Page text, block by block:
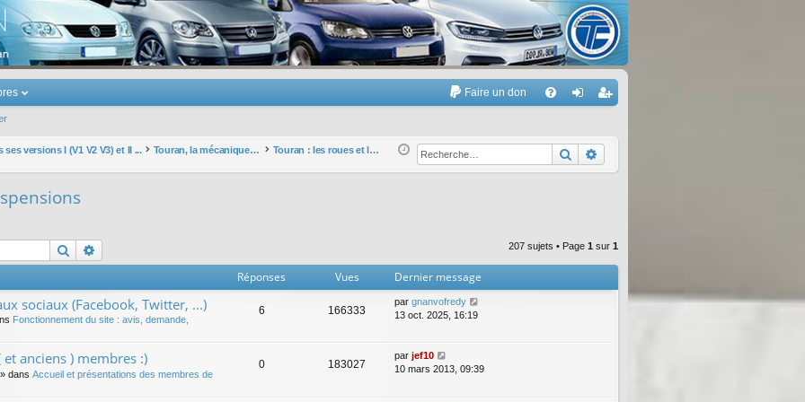
Touran
Faire un don
Q ne
xi
nr
eg
r
versions I (V1 V2 V3) et II ... Touran, la mécanique : moteurs, boites, transmissions, freins, direction, roues Touran : les roues et les suspensions Rechercher
Rechercher 207 sujets • Page 1 sur 1
Réponses Vues Dernier message
sociaux (Facebook, Twitter, ...)
Fonctionnement du site : avis, demande,
6 166333
par gnanvofredy
13 oct. 2025, 16:19
anciens ) membres :)
» dans Accueil et présentations des membres de
0 183027
par jef10
10 mars 2013, 09:39